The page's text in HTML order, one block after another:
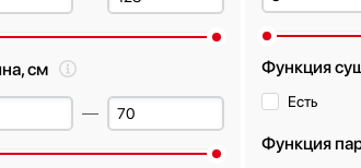
см Функция
Есть
Функция